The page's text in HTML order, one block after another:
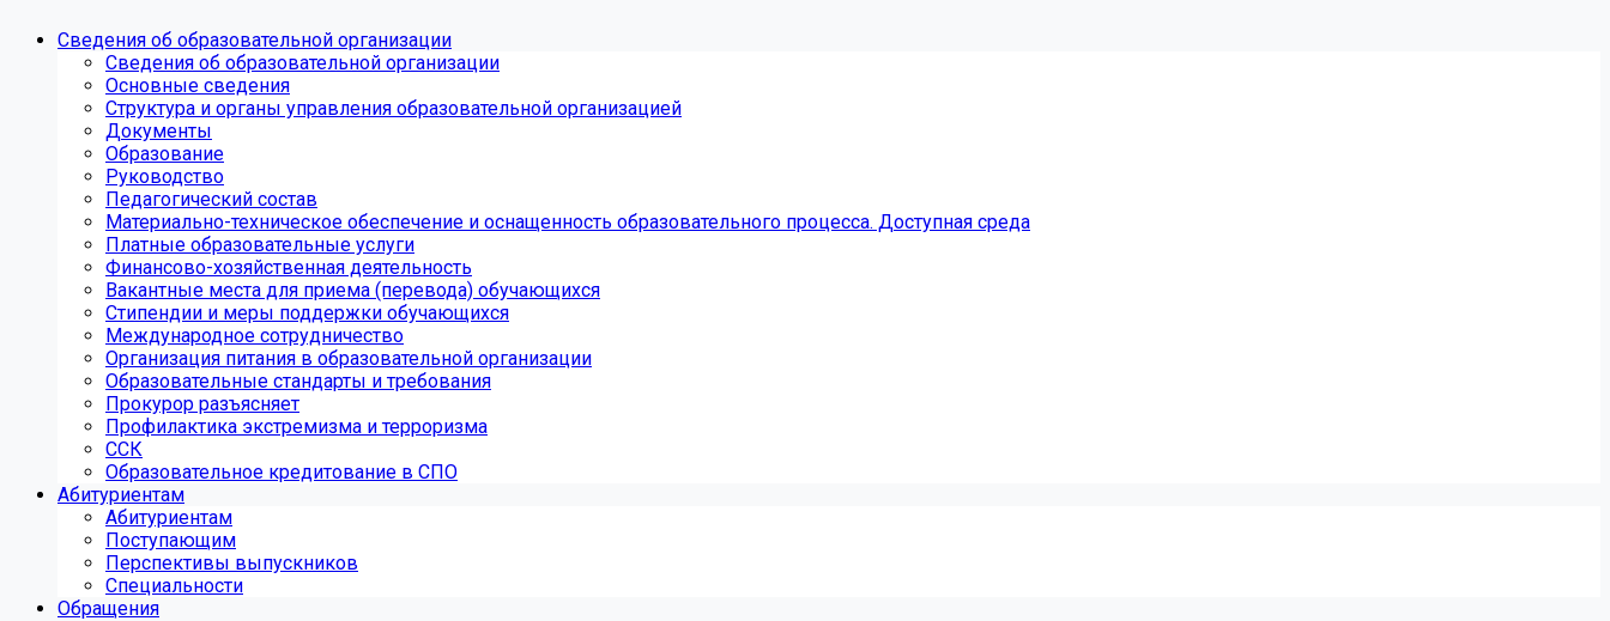
Сведения об образовательной организации
Сведения об образовательной организации
Основные сведения
Структура и органы управления образовательной организацией
Документы
Образование
Руководство
Педагогический состав
Материально-техническое обеспечение и оснащенность образовательного процесса. Доступная среда
Платные образовательные услуги
Финансово-хозяйственная деятельность
Вакантные места для приема (перевода) обучающихся
Стипендии и меры поддержки обучающихся
Международное сотрудничество
Организация питания в образовательной организации
Образовательные стандарты и требования
Прокурор разъясняет
Профилактика экстремизма и терроризма
ССК
Образовательное кредитование в СПО
Абитуриентам
Абитуриентам
Поступающим
Перспективы выпускников
Специальности
Обращения